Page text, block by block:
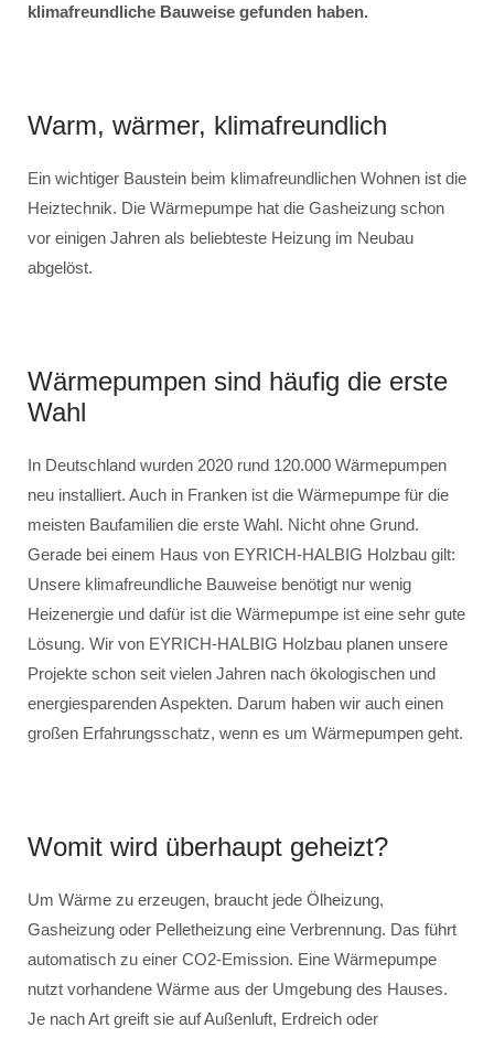
klimafreundliche Bauweise gefunden haben.
Warm, wärmer, klimafreundlich
Ein wichtiger Baustein beim klimafreundlichen Wohnen ist die
Heiztechnik. Die Wärmepumpe hat die Gasheizung schon
vor einigen Jahren als beliebteste Heizung im Neubau
abgelöst.
Wärmepumpen sind häufig die erste
Wahl
In Deutschland wurden 2020 rund 120.000 Wärmepumpen
neu installiert. Auch in Franken ist die Wärmepumpe für die
meisten Baufamilien die erste Wahl. Nicht ohne Grund.
Gerade bei einem Haus von EYRICH-HALBIG Holzbau gilt:
Unsere klimafreundliche Bauweise benötigt nur wenig
Heizenergie und dafür ist die Wärmepumpe ist eine sehr gute
Lösung. Wir von EYRICH-HALBIG Holzbau planen unsere
Projekte schon seit vielen Jahren nach ökologischen und
energiesparenden Aspekten. Darum haben wir auch einen
großen Erfahrungsschatz, wenn es um Wärmepumpen geht.
Womit wird überhaupt geheizt?
Um Wärme zu erzeugen, braucht jede Ölheizung,
Gasheizung oder Pelletheizung eine Verbrennung. Das führt
automatisch zu einer CO2-Emission. Eine Wärmepumpe
nutzt vorhandene Wärme aus der Umgebung des Hauses.
Je nach Art greift sie auf Außenluft, Erdreich oder